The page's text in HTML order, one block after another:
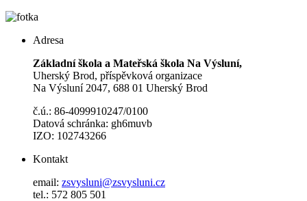
Adresa
Základní škola a Mateřská škola Na Výsluní,
Uherský Brod, příspěvková organizace
Na Výsluní 2047, 688 01 Uherský Brod
č.ú.: 86-4099910247/0100
Datová schránka: gh6muvb
IZO: 102743266
Kontakt
email: zsvysluni@zsvysluni.cz
tel.: 572 805 501